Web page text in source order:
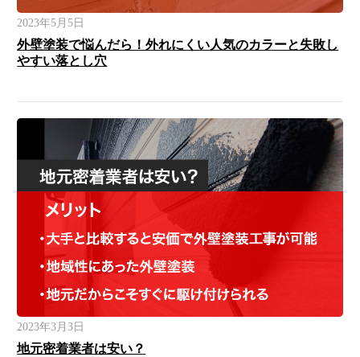
2023年5月5日
外壁塗装で悩んだら！外れにくい人気のカラーと失敗し
やすい落とし穴
2023年3月3日
地元密着業者は安い？